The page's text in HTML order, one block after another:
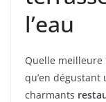
l’eau
Quelle
qu’en dégustant
charmants